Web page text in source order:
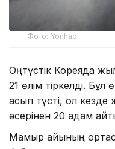
Фото: Yonhap
Оңтүстік Кореяда
21 өлім тіркелді.
асып түсті, ол
әсерінен 20 адам
Мамыр айының